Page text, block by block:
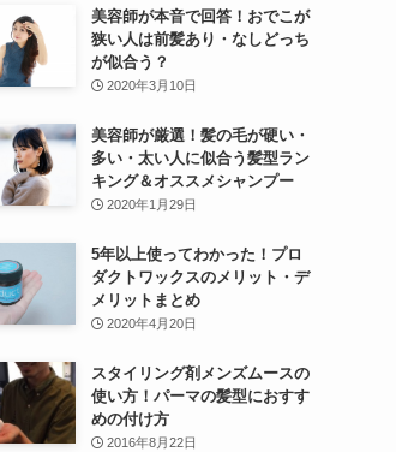
美容師が本音で回答！おでこが
狭い人は前髪あり・なしどっち
が似合う？
2020年3月10日
美容師が厳選！髪の毛が硬い・
多い・太い人に似合う髪型ラン
キング＆オススメシャンプー
2020年1月29日
5年以上使ってわかった！プロ
ダクトワックスのメリット・デ
メリットまとめ
2020年4月20日
スタイリング剤メンズムースの
使い方！パーマの髪型におすす
めの付け方
2016年8月22日